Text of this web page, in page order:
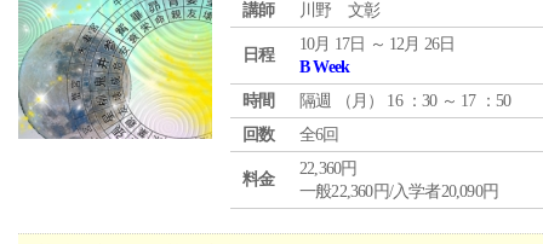
講師 川野 文彰
日程
10月 17日 ～ 12月 26日
B Week
時間
隔週 （ 月 ） 16 ：30 ～ 17 ：50
回数
全6回
料金
22,360円
一般22,360円/入学者20,090円